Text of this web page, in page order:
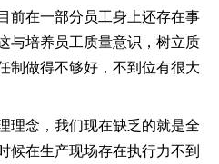
前在一部分员工身上还存在事
与培养员工质量意识，树立质
制做得不够好，不到位有很大
理念，我们现在缺乏的就是全
候在生产现场存在执行力不到